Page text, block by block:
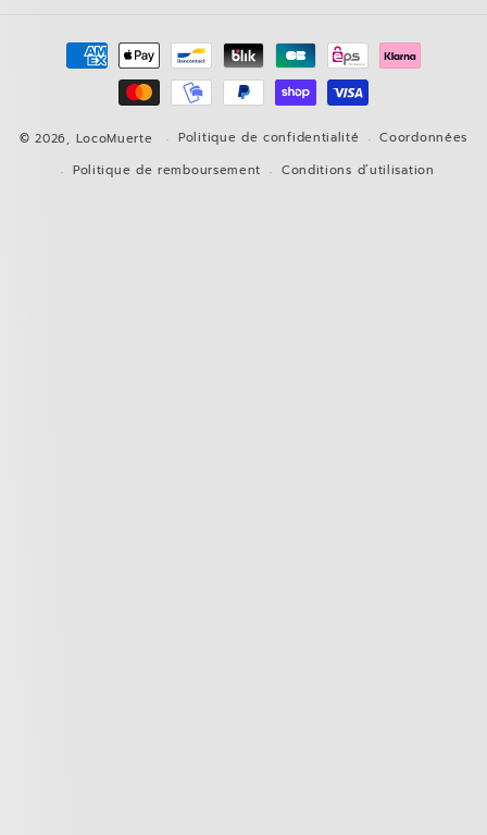
Moyens
© 2026, LocoMuerte Politique de confidentialité
Coordonnées
Politique de remboursement
Conditions d’utilisation